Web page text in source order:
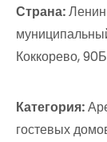
Страна:
Коккорево, 90Б
Категория:
гостевых